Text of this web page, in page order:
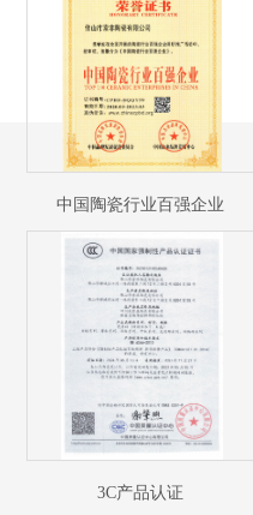
中国陶瓷行业百强企业
3C产品认证